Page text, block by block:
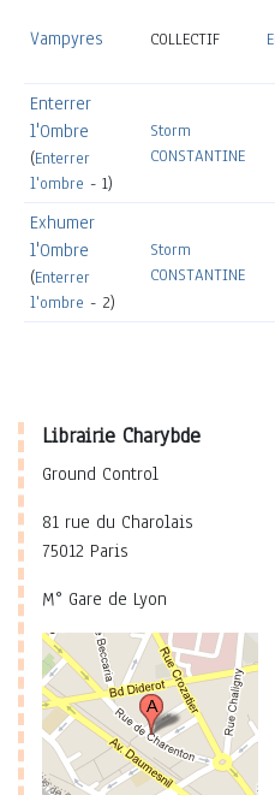
Vampyres COLLECTIF
Enterrer
l'Ombre
(Enterrer
l'ombre - 1)
Storm
CONSTANTINE
Exhumer
l'Ombre
(Enterrer
l'ombre - 2)
Storm
CONSTANTINE
Librairie Charybde
Ground Control
81 rue du Charolais
75012 Paris
M° Gare de Lyon